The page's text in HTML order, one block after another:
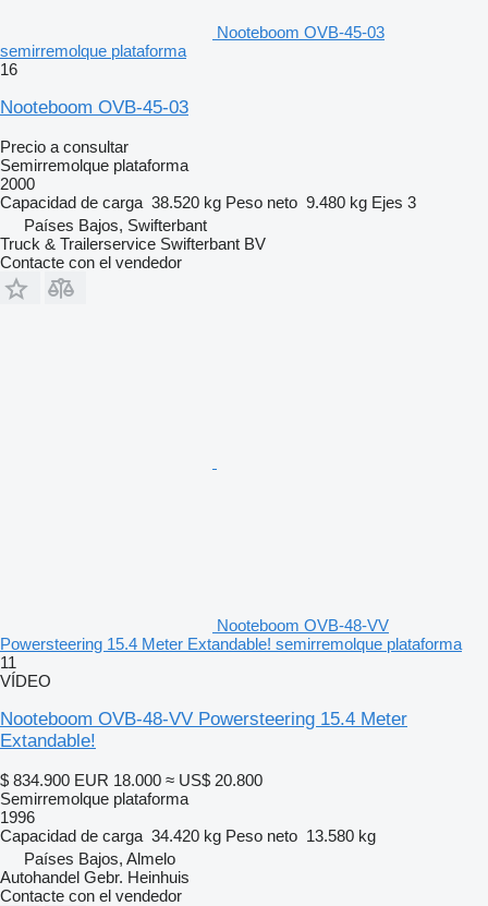
Nooteboom OVB-45-03
semirremolque plataforma
16
Nooteboom OVB-45-03
Precio a consultar
Semirremolque plataforma
2000
Capacidad de carga 38.520 kg Peso neto 9.480 kg Ejes 3
Países Bajos, Swifterbant
Truck & Trailerservice Swifterbant BV
Contacte con el vendedor
Nooteboom OVB-48-VV
Powersteering 15.4 Meter Extandable! semirremolque plataforma
11
VÍDEO
Nooteboom OVB-48-VV Powersteering 15.4 Meter
Extandable!
$ 834.900 EUR 18.000 ≈ US$ 20.800
Semirremolque plataforma
1996
Capacidad de carga 34.420 kg Peso neto 13.580 kg
Países Bajos, Almelo
Autohandel Gebr. Heinhuis
Contacte con el vendedor